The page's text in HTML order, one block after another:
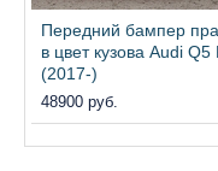
Передний бампер
в цвет кузова Audi Q5
(2017-)
48900 руб.